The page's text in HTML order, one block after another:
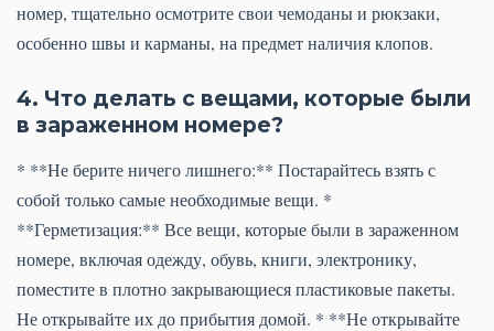
номер, тщательно осмотрите свои чемоданы и рюкзаки,
особенно швы и карманы, на предмет наличия клопов.
4. Что делать с вещами, которые были
в зараженном номере?
* **Не берите ничего лишнего:** Постарайтесь взять с
собой только самые необходимые вещи. *
**Герметизация:** Все вещи, которые были в зараженном
номере, включая одежду, обувь, книги, электронику,
поместите в плотно закрывающиеся пластиковые пакеты.
Не открывайте их до прибытия домой. * **Не открывайте